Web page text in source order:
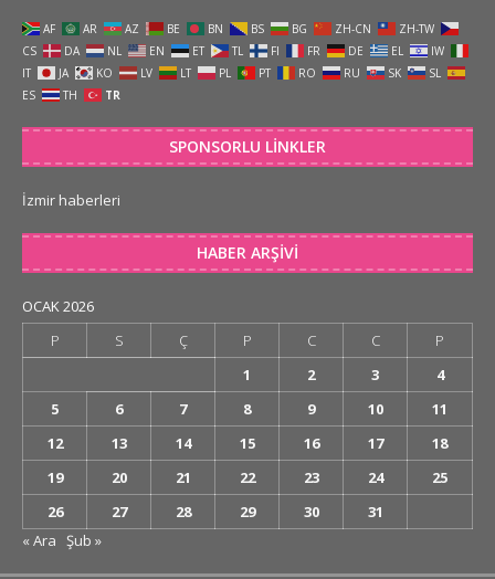
AF AR AZ BE BN BS BG ZH-CN
ZH-TW
CS
DA NL EN ET TL FI FR DE EL
IW
IT
JA KO LV LT PL PT RO RU SK
SL
ES
TH TR
SPONSORLU LINKLER
İzmir haberleri
HABER ARŞIVI
OCAK 2026
P
S Ç P C C
P
1
2 3
4
5
6 7 8 9 10
11
12
13 14 15 16 17
18
19
20 21 22 23 24
25
26
27 28 29 30
31
« Ara Şub »